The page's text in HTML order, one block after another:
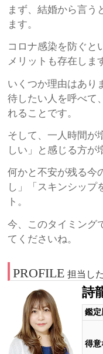
まず、結婚から言う
ます。
コロナ感染を防ぐと
メリットも存在しま
いくつか理由はあり
待したい人を呼べて
れることです。
そして、一人時間が
しい」と感じる方が
何かと不安が残る今
し」「スキンシップ
ト。
今、このタイミング
てくださいね。
PROFILE 担当し
詩
鑑定
得意